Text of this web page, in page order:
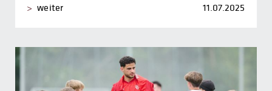
weiter 11.07.2025